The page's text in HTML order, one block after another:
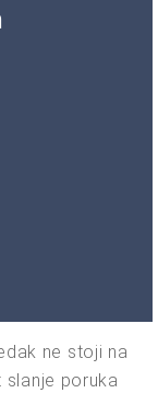
ne stoji na
poruka